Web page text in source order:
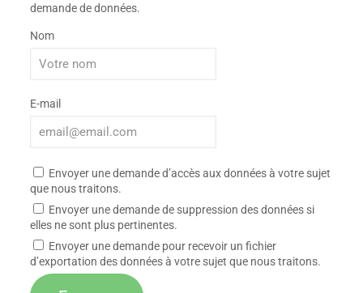
demande de données.
Nom
E-mail
Envoyer une demande d’accès aux données à votre sujet
que nous traitons.
Envoyer une demande de suppression des données si
elles ne sont plus pertinentes.
Envoyer une demande pour recevoir un fichier
d’exportation des données à votre sujet que nous traitons.